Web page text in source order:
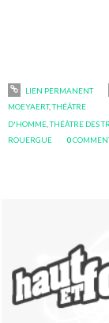
LIEN PERMANENT
MOEYAERT,THÉÂTRE
D'HOMME,THÉÂTRE DES
ROUERGUE
0